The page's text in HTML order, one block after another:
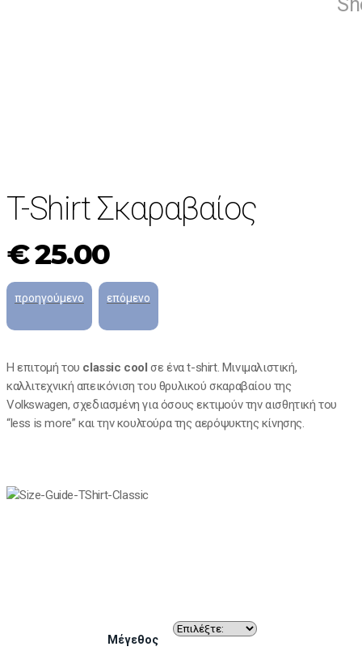
T-Shirt Σκαραβαίος
€25.00
Η επιτομή του classic cool σε ένα t-shirt. Μινιμαλιστική,
καλλιτεχνική απεικόνιση του θρυλικού σκαραβαίου της
Volkswagen, σχεδιασμένη για όσους εκτιμούν την αισθητική του
“less is more” και την κουλτούρα της αερόψυκτης κίνησης.
Μέγεθος